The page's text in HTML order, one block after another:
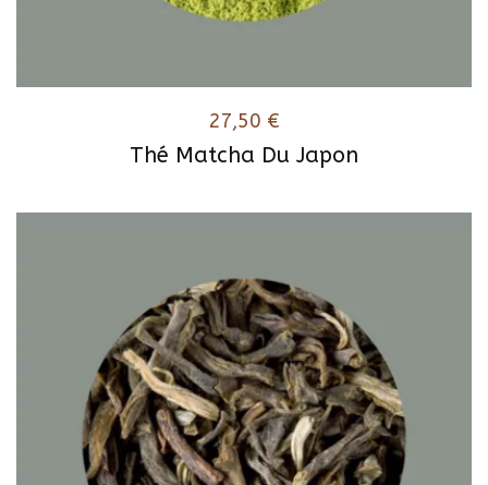
Thé Matcha Du Japon
27,50 €